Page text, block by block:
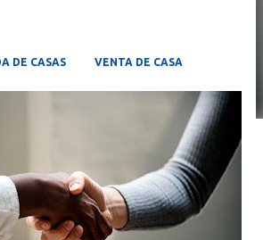
DE CASAS VENTA DE CASA